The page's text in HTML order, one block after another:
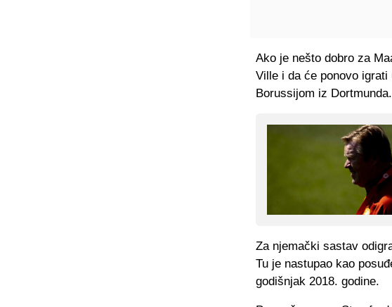
Ako je nešto dobro za
Ville i da će ponovo
Borussijom iz Dortmunda.
Za njemački sastav
Tu je nastupao kao
godišnjak 2018. godine.